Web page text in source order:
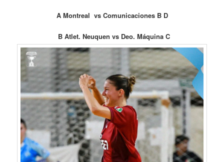
A Montreal vs Comunicaciones B D
B Atlet. Neuquen vs Deo. Máquina C